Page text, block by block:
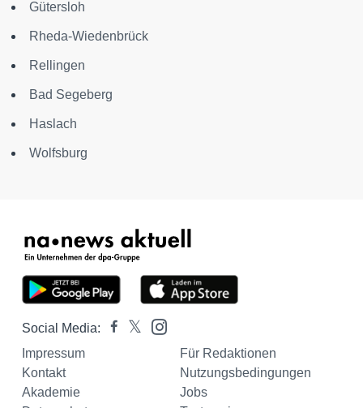
Gütersloh
Rheda-Wiedenbrück
Rellingen
Bad Segeberg
Haslach
Wolfsburg
Social Media:
Impressum
Für Redaktionen
Kontakt
Nutzungsbedingungen
Akademie
Jobs